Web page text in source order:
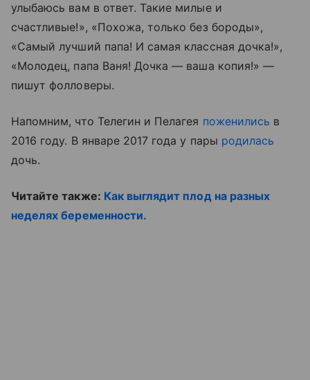
улыбаюсь вам в ответ. Такие милые и
счастливые!», «Похожа, только без бороды»,
«Самый лучший папа! И самая классная дочка!»,
«Молодец, папа Ваня! Дочка — ваша копия!» —
пишут фолловеры.
Напомним, что Телегин и Пелагея поженились в
2016 году. В январе 2017 года у пары родилась
дочь.
Читайте также: Как выглядит плод на разных
неделях беременности.